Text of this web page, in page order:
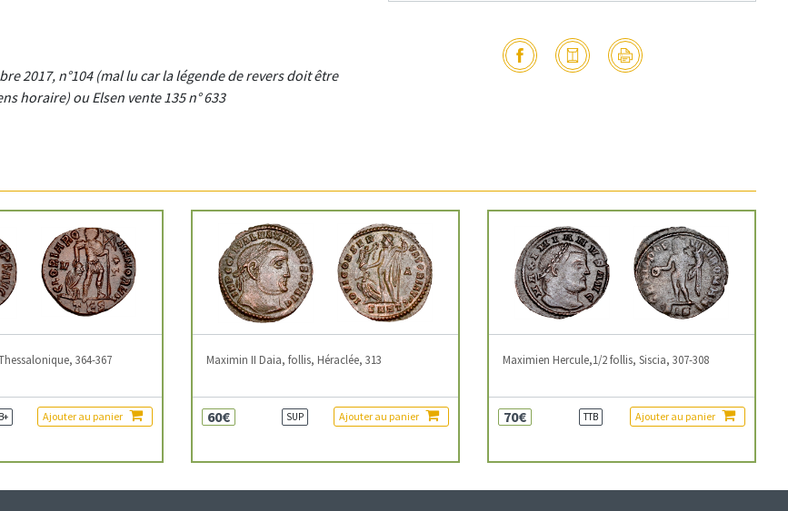
2017, n°104 (mal lu car la légende de revers doit être
horaire) ou Elsen vente 135 n° 633
364-367
Ajouter au panier
Maximin II Daia, follis, Héraclée, 313
60€ SUP Ajouter au panier
Maximien Hercule,1/2 follis, Siscia, 307-308
70€ TTB Ajouter au panier